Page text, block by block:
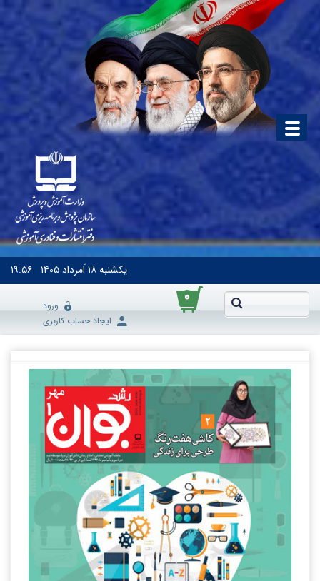
یکشنبه۱۸ اَمرداد ۱۴۰۵ ۱۹:۵۶
۰
ورود
ایجاد حساب کاربری